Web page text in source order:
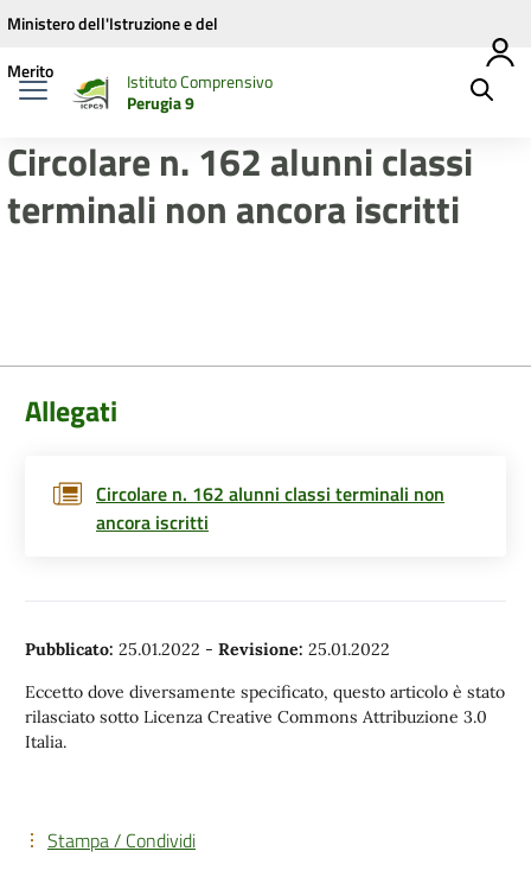
Vai ai contenuti
Vai al menu di navigazione
Vai al footer
Ministero dell'Istruzione e del
Merito
Istituto Comprensivo
Perugia 9
Circolare n. 162 alunni classi
terminali non ancora iscritti
Allegati
Circolare n. 162 alunni classi terminali non
ancora iscritti
Pubblicato: 25.01.2022 - Revisione: 25.01.2022
Eccetto dove diversamente specificato, questo articolo è stato
rilasciato sotto Licenza Creative Commons Attribuzione 3.0
Italia.
Stampa / Condividi